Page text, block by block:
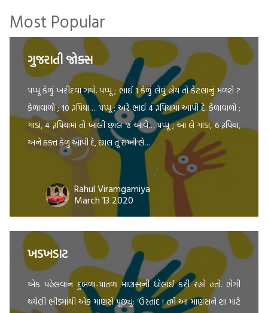
Most Popular
ગુજરાતી જોક્સ
પપ્પૂ કેળું ખરીદવા ગયો. પપ્પૂ ; ભાઈ 1 કેળું લેવું હોય તો કેટલાનું મળશે ?
કેળાવાળો ; 10 રૂપિયા…. પપ્પૂ ; અરે ભાઈ 4 રૂપિયામાં આપી દે. કેળાવાળો ;
ગાડાં, 4 રૂપિયામાં તો ખાલી છાલ જ આવે… પપ્પૂ ; આ લે ગાંડા, 6 રૂપિયા,
અને ફક્ત કેળું આપી દે, છાલ તૂ રાખી લે…
Rahul Viramgamiya
March 13 2020
ખડખડાટ
એક પહેલવાન દુબળા-પાતળા માણસની ધોલાઈ કરી રહ્યો હતો. ભેગી
થયેલી ભીડમાંથી એક માણસે પૂછ્યું: ‘ઉસ્તાદ ! તમે આ માણસને શા માટે